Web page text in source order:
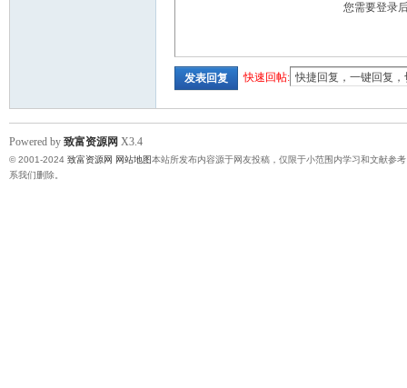
您需要登录
发表回复 快速回帖:
Powered by 致富资源网 X3.4
© 2001-2024 致富资源网 网站地图本站所发布内容源于网友投稿，仅限于小范围内学习和文献参
系我们删除。